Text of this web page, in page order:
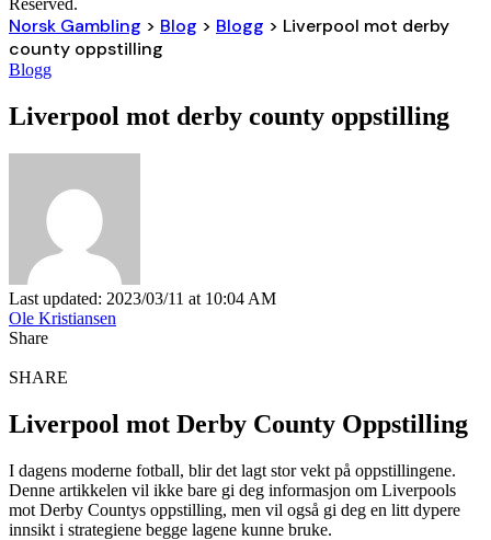
Reserved.
Norsk Gambling > Blog > Blogg > Liverpool mot derby
county oppstilling
Blogg
Liverpool mot derby county oppstilling
Last updated: 2023/03/11 at 10:04 AM
Ole Kristiansen
Share
SHARE
Liverpool mot Derby County Oppstilling
I dagens moderne fotball, blir det lagt stor vekt på oppstillingene.
Denne artikkelen vil ikke bare gi deg informasjon om Liverpools
mot Derby Countys oppstilling, men vil også gi deg en litt dypere
innsikt i strategiene begge lagene kunne bruke.